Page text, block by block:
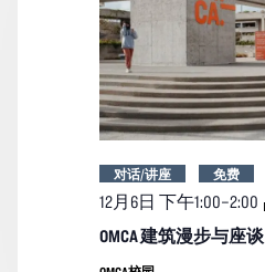
OMCA 建筑漫步与座谈
12月6日 下午1:00–2:00
对话/讲座 免费